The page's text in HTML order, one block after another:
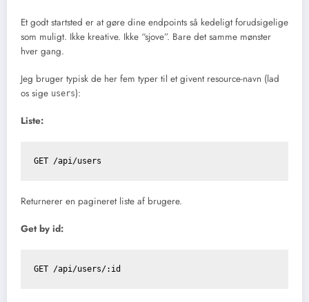
Et godt startsted er at gøre dine endpoints så kedeligt forudsigelige
som muligt. Ikke kreative. Ikke “sjove”. Bare det samme mønster
hver gang.
Jeg bruger typisk de her fem typer til et givent resource-navn (lad
os sige users):
Liste:
Returnerer en pagineret liste af brugere.
Get by id: